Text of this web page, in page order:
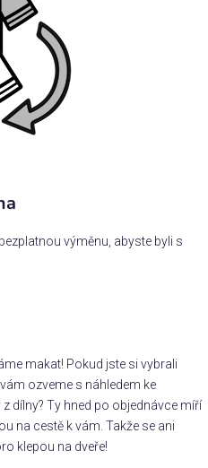
výměnu, abyste byli s
makat! Pokud jste si vybrali
ozveme s náhledem ke
dílny? Ty hned po objednávce míří
na cestě k vám. Takže se ani
klepou na dveře!